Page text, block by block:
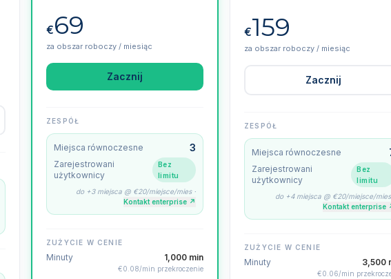
€69
za obszar roboczy / miesiąc
Zacznij
ZESPÓŁ
Miejsca równoczesne 3
Zarejestrowani
użytkownicy
Bez
limitu
do +3 miejsca @ €20/miejsce/mies ·
Kontakt enterprise ↗
ZUŻYCIE W CENIE
Minuty 1,000 min
€0.08/min przekroczenie
€159
za obszar roboczy / miesiąc
Zacznij
ZESPÓŁ
Miejsca równoczesne
Zarejestrowani
użytkownicy
Bez
limitu
do +4 miejsca @ €20/miejsce/mies
Kontakt enterprise
ZUŻYCIE W CENIE
Minuty 3,500
€0.06/min